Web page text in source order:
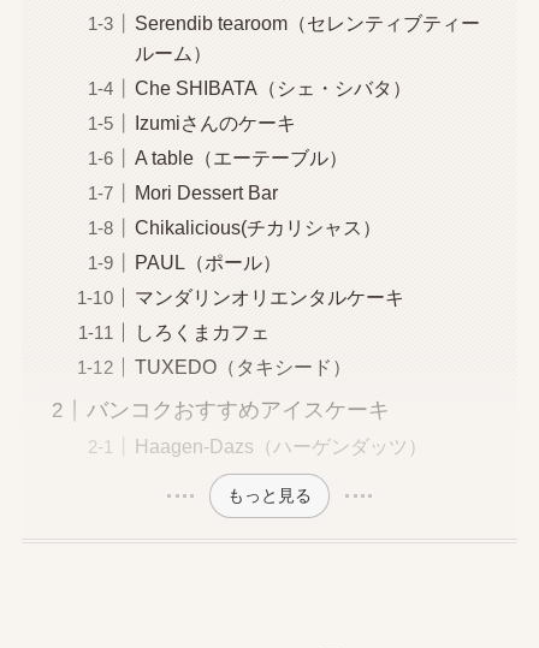
Serendib tearoom（セレンティブティー
ルーム）
Che SHIBATA（シェ・シバタ）
Izumiさんのケーキ
A table（エーテーブル）
Mori Dessert Bar
Chikalicious(チカリシャス）
PAUL（ポール）
マンダリンオリエンタルケーキ
しろくまカフェ
TUXEDO（タキシード）
バンコクおすすめアイスケーキ
Haagen-Dazs（ハーゲンダッツ）
もっと見る